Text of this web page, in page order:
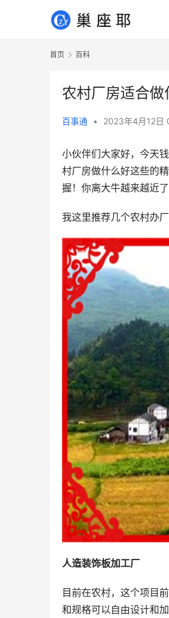
首页 百科
农村厂房适合做
百事通 • 2023年4月12日
小伙伴们大家好，今天
村厂房做什么好这些的
握！你离大牛越来越近了
我这里推荐几个农村办
人造装饰板加工厂
目前在农村，这个项目
和规格可以自由设计和